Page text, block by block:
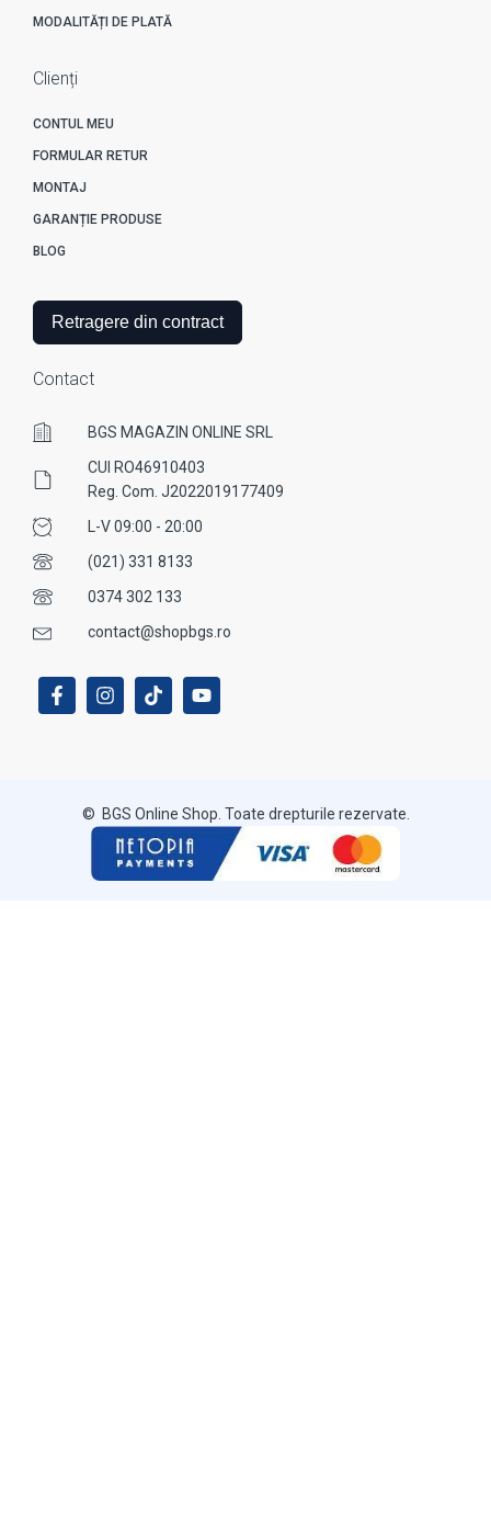
MODALITĂȚI DE PLATĂ
Clienți
CONTUL MEU
FORMULAR RETUR
MONTAJ
GARANȚIE PRODUSE
BLOG
Retragere din contract
Contact
BGS MAGAZIN ONLINE SRL
CUI RO46910403
Reg. Com. J2022019177409
L-V 09:00 - 20:00
(021) 331 8133
0374 302 133
contact@shopbgs.ro
© BGS Online Shop. Toate drepturile rezervate.